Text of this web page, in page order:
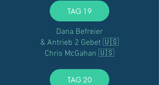
TAG 19
Dana Befreier
& Antrieb 2 Gebet 🇺🇸
Chris McGahan 🇺🇸
TAG 20